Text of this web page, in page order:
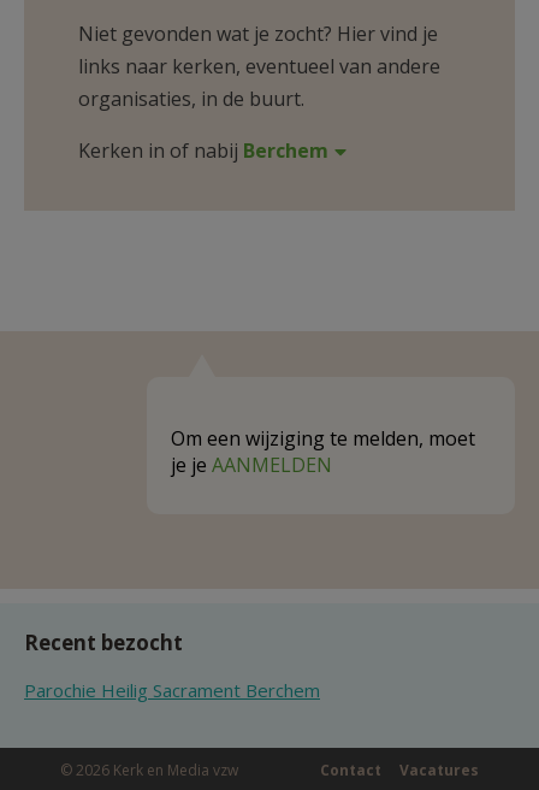
Niet gevonden wat je zocht? Hier vind je
links naar kerken, eventueel van andere
organisaties, in de buurt.
Kerken in of nabij Berchem
Om een wijziging te melden, moet
je je AANMELDEN
Recent bezocht
Parochie Heilig Sacrament Berchem
© 2026 Kerk en Media vzw Vacatures
Contact